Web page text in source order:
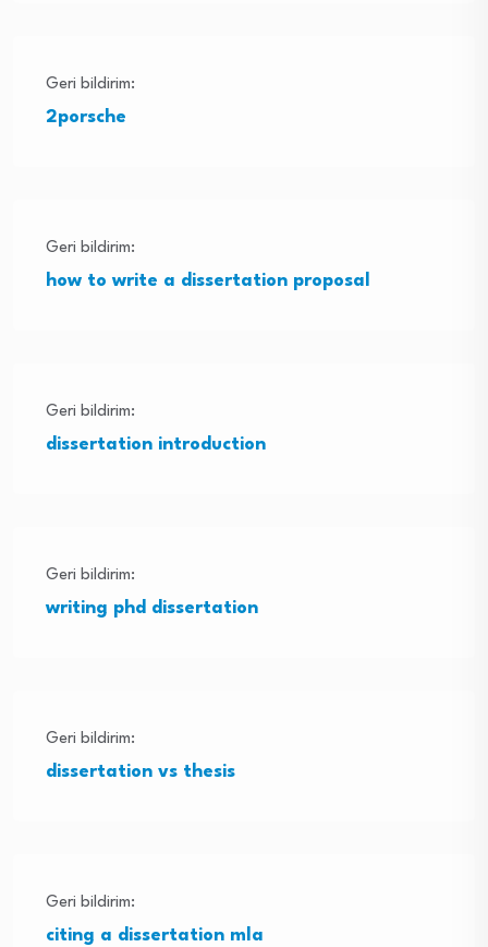
Geri bildirim:
2porsche
Geri bildirim:
how to write a dissertation proposal
Geri bildirim:
dissertation introduction
Geri bildirim:
writing phd dissertation
Geri bildirim:
dissertation vs thesis
Geri bildirim:
citing a dissertation mla